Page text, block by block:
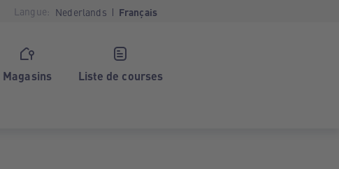
Langue: Nederlands Français
Magasins Liste de courses